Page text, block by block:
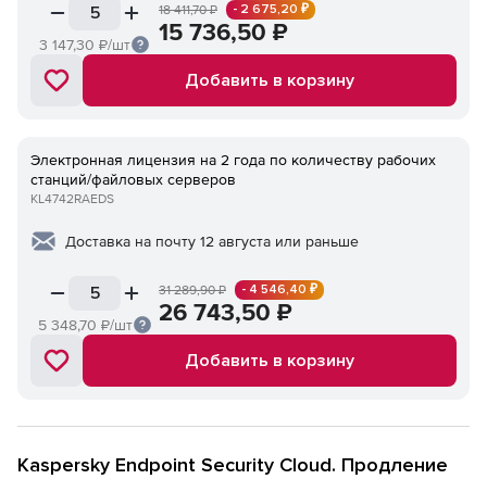
3 147,30 ₽/шт
18 411,70₽ - 2 675,20 ₽
15 736,50 ₽
Добавить в корзину
Электронная лицензия на 2 года по количеству рабочих
станций/файловых серверов
KL4742RAEDS
Доставка на почту 12 августа или раньше
5 348,70 ₽/шт
31 289,90₽ - 4 546,40 ₽
26 743,50 ₽
Добавить в корзину
Kaspersky Endpoint Security Cloud. Продление